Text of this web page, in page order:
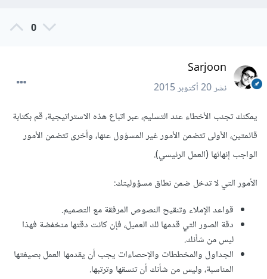
0
Sarjoon
نشر20 أكتوبر 2015
يمكنك تجنب الأخطاء عند التسليم، عبر اتباع هذه الاستراتيجية، قم بكتابة
قائمتين، الأولى تتضمن الأمور غير المسؤول عنها، وأخرى تتضمن الأمور
الواجب إنهائها (العمل الرئيسي).
الأمور التي لا تدخل ضمن نطاق مسؤوليتك:
قواعد الإملاء وتنقيح النصوص المرفقة مع التصميم.
دقة الصور التي قدمها لك العميل، فإن كانت دقتها منخفضة فهذا
ليس من شأنك.
الجداول والمخططات والإحصاءات يجب أن يقدمها العمل بصيغتها
المناسبة، وليس من شأنك أن تنسقها وترتبها.